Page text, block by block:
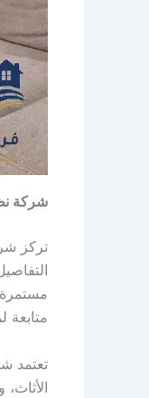
شركة
تركز
مستمرة
متابعة
تعتمد